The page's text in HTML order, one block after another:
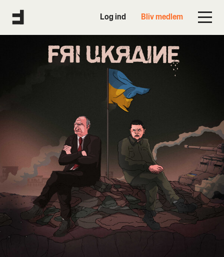
Log ind Bliv medlem